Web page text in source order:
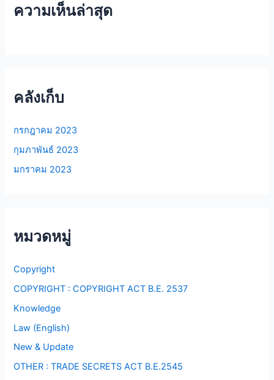
ความเห็นล่าสุด
คลังเก็บ
กรกฎาคม 2023
กุมภาพันธ์ 2023
มกราคม 2023
หมวดหมู่
Copyright
COPYRIGHT : COPYRIGHT ACT B.E. 2537
Knowledge
Law (English)
New & Update
OTHER : TRADE SECRETS ACT B.E.2545